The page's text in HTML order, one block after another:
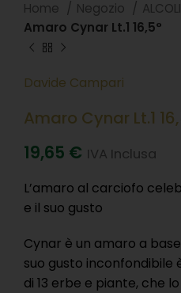
Home Negozio
Amaro Cynar Lt.1 16,5°
Davide Campari
Amaro Cynar Lt.1
19,65 € IVA Inclusa
L’amaro al carciofo
e il suo gusto
Cynar è un amaro a
suo gusto inconfondibile
di 13 erbe e piante, che